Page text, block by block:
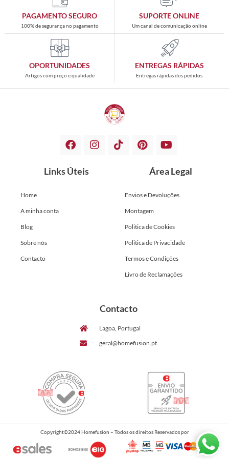
PAGAMENTO SEGURO
100% de segurança no pagamento
SUPORTE ONLINE
Um canal de comunicação online
OPORTUNIDADES
Artigos com preço e qualidade
ENTREGAS RÁPIDAS
Entregas rápidas dos pedidos
Links Úteis
Home
A minha conta
Blog
Sobre nós
Contacto
Área Legal
Envios e Devoluções
Montagem
Politica de Cookies
Politica de Privacidade
Termos e Condições
Livro de Reclamações
Contacto
Lagoa, Portugal
geral@homefusion.pt
Copyright©2024 Homefusion – Todos os direitos Reservados por